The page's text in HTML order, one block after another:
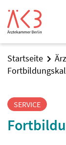
Startseite
SERVICE